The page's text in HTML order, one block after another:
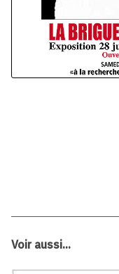
Voir aussi...